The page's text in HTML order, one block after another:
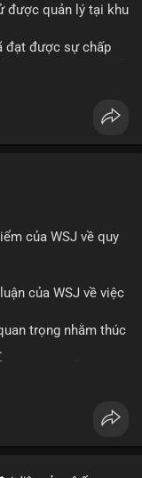
được quản lý tại khu
đạt được sự chấp
khách hàng tổ
lý để mở rộng hoạt
#regulation
của WSJ về quy
của WSJ về việc
trọng nhằm thúc